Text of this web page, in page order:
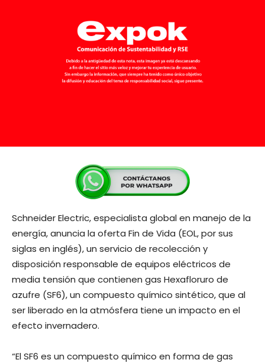
Schneider Electric, especialista global en manejo de la
energía, anuncia la oferta Fin de Vida (EOL, por sus
siglas en inglés), un servicio de recolección y
disposición responsable de equipos eléctricos de
media tensión que contienen gas Hexafloruro de
azufre (SF6), un compuesto químico sintético, que al
ser liberado en la atmósfera tiene un impacto en el
efecto invernadero.
“El SF6 es un compuesto químico en forma de gas